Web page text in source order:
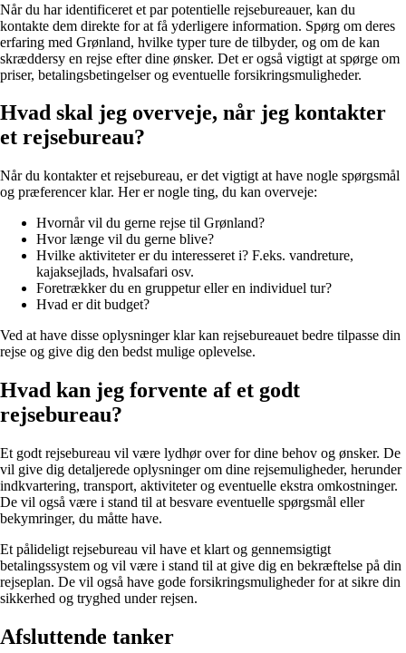
Når du har identificeret et par potentielle rejsebureauer, kan du
kontakte dem direkte for at få yderligere information. Spørg om deres
erfaring med Grønland, hvilke typer ture de tilbyder, og om de kan
skræddersy en rejse efter dine ønsker. Det er også vigtigt at spørge om
priser, betalingsbetingelser og eventuelle forsikringsmuligheder.
Hvad skal jeg overveje, når jeg kontakter
et rejsebureau?
Når du kontakter et rejsebureau, er det vigtigt at have nogle spørgsmål
og præferencer klar. Her er nogle ting, du kan overveje:
Hvornår vil du gerne rejse til Grønland?
Hvor længe vil du gerne blive?
Hvilke aktiviteter er du interesseret i? F.eks. vandreture,
kajaksejlads, hvalsafari osv.
Foretrækker du en gruppetur eller en individuel tur?
Hvad er dit budget?
Ved at have disse oplysninger klar kan rejsebureauet bedre tilpasse din
rejse og give dig den bedst mulige oplevelse.
Hvad kan jeg forvente af et godt
rejsebureau?
Et godt rejsebureau vil være lydhør over for dine behov og ønsker. De
vil give dig detaljerede oplysninger om dine rejsemuligheder, herunder
indkvartering, transport, aktiviteter og eventuelle ekstra omkostninger.
De vil også være i stand til at besvare eventuelle spørgsmål eller
bekymringer, du måtte have.
Et pålideligt rejsebureau vil have et klart og gennemsigtigt
betalingssystem og vil være i stand til at give dig en bekræftelse på din
rejseplan. De vil også have gode forsikringsmuligheder for at sikre din
sikkerhed og tryghed under rejsen.
Afsluttende tanker